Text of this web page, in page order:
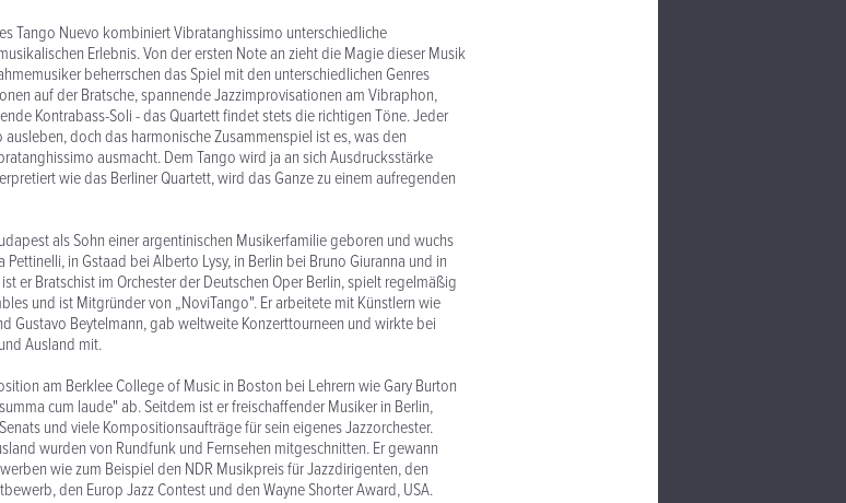
Tango Nuevo kombiniert Vibratanghissimo unterschiedliche
Erlebnis. Von der ersten Note an zieht die Magie dieser Musik
beherrschen das Spiel mit den unterschiedlichen Genres
auf der Bratsche, spannende Jazzimprovisationen am Vibraphon,
Kontrabass-Soli - das Quartett findet stets die richtigen Töne. Jeder
doch das harmonische Zusammenspiel ist es, was den
ausmacht. Dem Tango wird ja an sich Ausdrucksstärke
wie das Berliner Quartett, wird das Ganze zu einem aufregenden
als Sohn einer argentinischen Musikerfamilie geboren und wuchs
in Gstaad bei Alberto Lysy, in Berlin bei Bruno Giuranna und in
er Bratschist im Orchester der Deutschen Oper Berlin, spielt regelmäßig
und ist Mitgründer von „NoviTango". Er arbeitete mit Künstlern wie
Gustavo Beytelmann, gab weltweite Konzerttourneen und wirkte bei
Ausland mit.
am Berklee College of Music in Boston bei Lehrern wie Gary Burton
cum laude" ab. Seitdem ist er freischaffender Musiker in Berlin,
und viele Kompositionsaufträge für sein eigenes Jazzorchester.
wurden von Rundfunk und Fernsehen mitgeschnitten. Er gewann
wie zum Beispiel den NDR Musikpreis für Jazzdirigenten, den
den Europ Jazz Contest und den Wayne Shorter Award, USA.